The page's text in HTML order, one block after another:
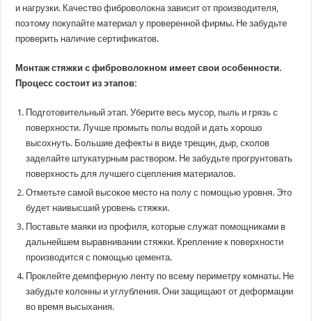
и нагрузки. Качество фиброволокна зависит от производителя,
поэтому покупайте материал у проверенной фирмы. Не забудьте
проверить наличие сертификатов.
Монтаж стяжки с фиброволокном имеет свои особенности.
Процесс состоит из этапов:
Подготовительный этап. Уберите весь мусор, пыль и грязь с
поверхности. Лучше промыть полы водой и дать хорошо
высохнуть. Большие дефекты в виде трещин, дыр, сколов
заделайте штукатурным раствором. Не забудьте прогрунтовать
поверхность для лучшего сцепления материалов.
Отметьте самой высокое место на полу с помощью уровня. Это
будет наивысший уровень стяжки.
Поставьте маяки из профиля, которые служат помощниками в
дальнейшем выравнивании стяжки. Крепление к поверхности
производится с помощью цемента.
Проклейте демпферную ленту по всему периметру комнаты. Не
забудьте колонны и углубления. Они защищают от деформации
во время высыхания.